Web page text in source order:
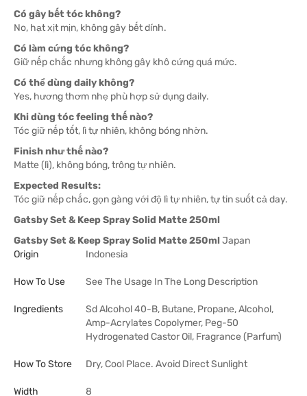
Có gây bết tóc không?
No, hạt xịt mịn, không gây bết dính.
Có làm cứng tóc không?
Giữ nếp chắc nhưng không gây khô cứng quá mức.
Có thể dùng daily không?
Yes, hương thơm nhẹ phù hợp sử dụng daily.
Khi dùng tóc feeling thế nào?
Tóc giữ nếp tốt, lì tự nhiên, không bóng nhờn.
Finish như thế nào?
Matte (lì), không bóng, trông tự nhiên.
Expected Results:
Tóc giữ nếp chắc, gọn gàng với độ lì tự nhiên, tự tin suốt cả day.
Gatsby Set & Keep Spray Solid Matte 250ml
Gatsby Set & Keep Spray Solid Matte 250mlJapan
Origin
Indonesia
How To Use See The Usage In The Long Description
Ingredients
Sd Alcohol 40-B, Butane, Propane, Alcohol,
Amp-Acrylates Copolymer, Peg-50
Hydrogenated Castor Oil, Fragrance (Parfum)
How To Store Dry, Cool Place. Avoid Direct Sunlight
Width 8